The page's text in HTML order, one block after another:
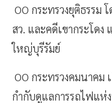
OO กระทรวงยุติธรรม
สว. และคดีเขากระโดง
ใหญ่บุรีรัมย์
OO กระทรวงคมนาคม
กำกับดูแลการรถไฟแห่